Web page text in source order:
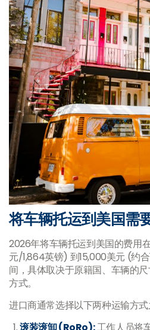
将车辆托运到美国需
2026年将车辆托运到美国的费用
元/1,864英镑) 到15,000美元 (约合
间，具体取决于原籍国、车辆的
方式。
进口商通常选择以下两种运输方式
滚装滚卸 (RoRo):工作人员将